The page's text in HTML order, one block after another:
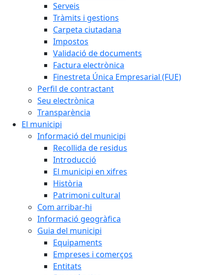
Serveis
Tràmits i gestions
Carpeta ciutadana
Impostos
Validació de documents
Factura electrònica
Finestreta Única Empresarial (FUE)
Perfil de contractant
Seu electrònica
Transparència
El municipi
Informació del municipi
Recollida de residus
Introducció
El municipi en xifres
Història
Patrimoni cultural
Com arribar-hi
Informació geogràfica
Guia del municipi
Equipaments
Empreses i comerços
Entitats